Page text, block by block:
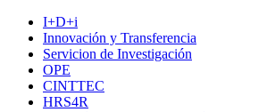
I+D+i
Innovación y Transferencia
Servicion de Investigación
OPE
CINTTEC
HRS4R